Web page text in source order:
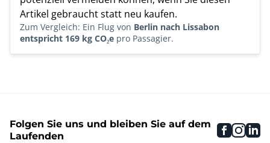
Artikel gebraucht statt neu kaufen.
Zum Vergleich: Ein Flug von Berlin nach Lissabon
entspricht 169 kg CO₂e pro Passagier.
Folgen Sie uns und bleiben Sie auf dem
Laufenden